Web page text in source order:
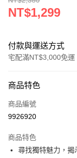
NT$1,299
付款與運送方式
宅配滿NT$3,000免運
信用卡一次付款
LINE Pay
街口支付
商品特色
商品編號
9926920
商品特色
尋找獨特魅力，揭